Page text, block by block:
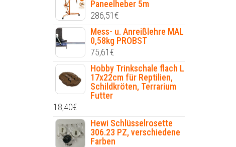
Paneelheber 5m
286,51€
Mess- u. Anreißlehre MAL
0,58kg PROBST
75,61€
Hobby Trinkschale flach L
17x22cm für Reptilien,
Schildkröten, Terrarium
Futter
18,40€
Hewi Schlüsselrosette
306.23 PZ, verschiedene
Farben